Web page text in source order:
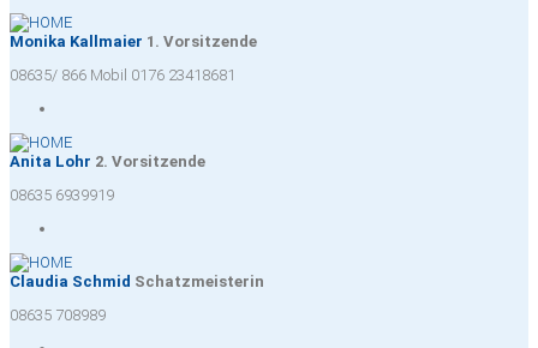
Monika Kallmaier 1. Vorsitzende
08635/ 866 Mobil 0176 23418681
Anita Lohr 2. Vorsitzende
08635 6939919
Claudia Schmid Schatzmeisterin
08635 708989